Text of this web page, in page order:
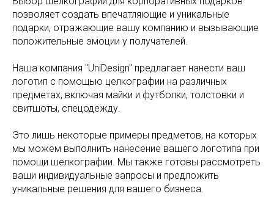
позволяет создать впечатляющие и уникальные
подарки, отражающие вашу компанию и вызывающие
положительные эмоции у получателей.
Наша компания "UniDesign" предлагает нанести ваш
логотип с помощью целкографии на различных
предметах, включая майки и футболки, толстовки и
свитшоты, спецодежду.
Это лишь некоторые примеры предметов, на которых
мы можем выполнить нанесение вашего логотипа при
помощи шелкографии. Мы также готовы рассмотреть
ваши индивидуальные запросы и предложить
уникальные решения для вашего бизнеса.